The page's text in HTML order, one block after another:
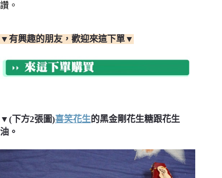
讚。
▼有興趣的朋友，歡迎來這下單▼
▼(下方2張圖)喜笑花生的黑金剛花生糖跟花生
油。